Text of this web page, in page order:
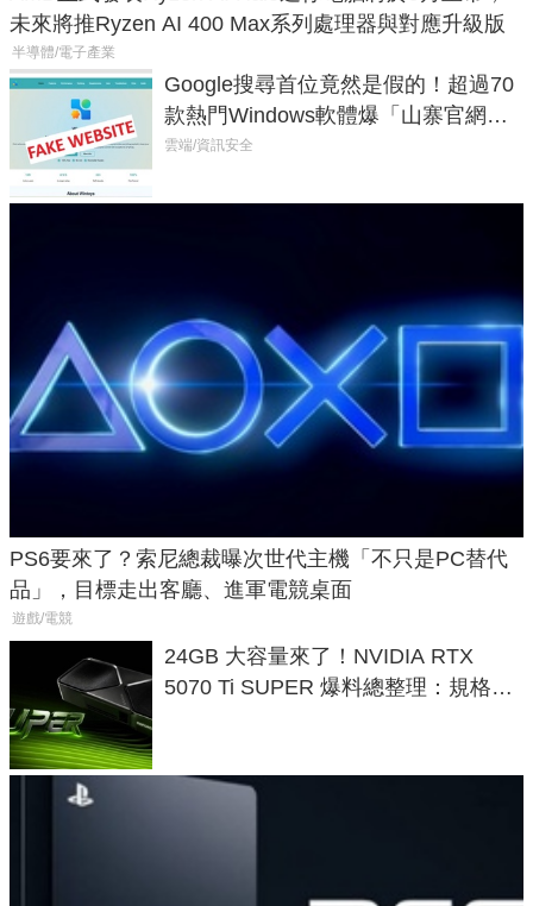
未來將推Ryzen AI 400 Max系列處理器與對應升級版
半導體/電子產業
Google搜尋首位竟然是假的！超過70
款熱門Windows軟體爆「山寨官網」
危機
雲端/資訊安全
PS6要來了？索尼總裁曝次世代主機「不只是PC替代
品」，目標走出客廳、進軍電競桌面
遊戲/電競
24GB 大容量來了！NVIDIA RTX
5070 Ti SUPER 爆料總整理：規格、